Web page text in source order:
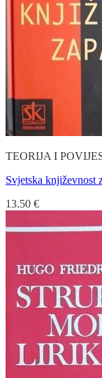
TEORIJA I
Svjetska književnost
13.50 €